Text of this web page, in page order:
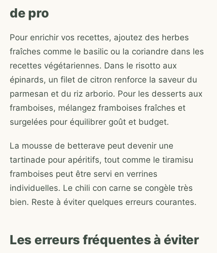
de pro
Pour enrichir vos recettes, ajoutez des herbes
fraîches comme le basilic ou la coriandre dans les
recettes végétariennes. Dans le risotto aux
épinards, un filet de citron renforce la saveur du
parmesan et du riz arborio. Pour les desserts aux
framboises, mélangez framboises fraîches et
surgelées pour équilibrer goût et budget.
La mousse de betterave peut devenir une
tartinade pour apéritifs, tout comme le tiramisu
framboises peut être servi en verrines
individuelles. Le chili con carne se congèle très
bien. Reste à éviter quelques erreurs courantes.
Les erreurs fréquentes à éviter